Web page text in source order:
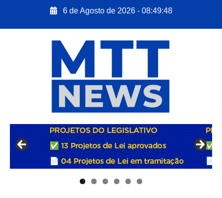
6 de Agosto de 2026 - 08:49:49